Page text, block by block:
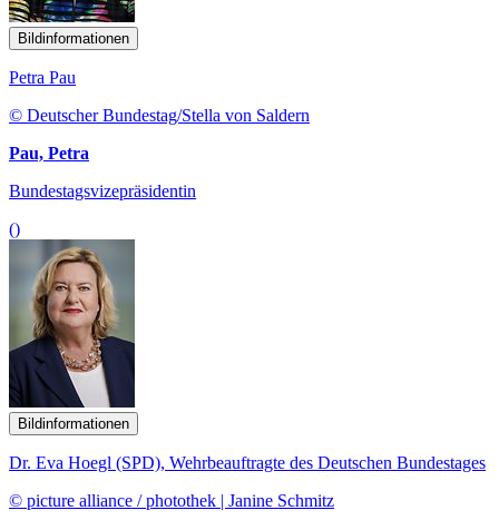
Bildinformationen
Petra Pau
© Deutscher Bundestag/Stella von Saldern
Pau, Petra
Bundestagsvizepräsidentin
()
Bildinformationen
Dr. Eva Hoegl (SPD), Wehrbeauftragte des Deutschen Bundestages
© picture alliance / photothek | Janine Schmitz